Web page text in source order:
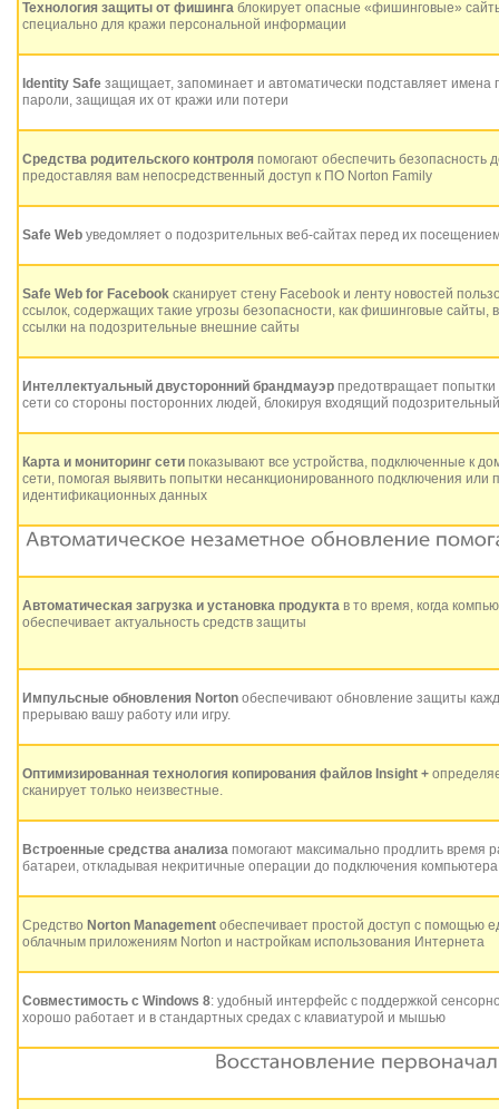
Технология защиты от фишинга блокирует опасные «фишинговые»
специально для кражи персональной информации
Identity Safe защищает, запоминает и автоматически подставляет имена
пароли, защищая их от кражи или потери
Средства родительского контроля помогают обеспечить безопасность
предоставляя вам непосредственный доступ к ПО Norton Family
Safe Web уведомляет о подозрительных веб-сайтах перед их
Safe Web for Facebook сканирует стену Facebook и ленту новостей
ссылок, содержащих такие угрозы безопасности, как фишинговые сайты,
ссылки на подозрительные внешние сайты
Интеллектуальный двусторонний брандмауэр предотвращает
сети со стороны посторонних людей, блокируя входящий
Карта и мониторинг сети показывают все устройства, подключенные к
сети, помогая выявить попытки несанкционированного подключения или
идентификационных данных
Автоматическая загрузка и установка продукта в то время, когда
обеспечивает актуальность средств защиты
Импульсные обновления Norton обеспечивают обновление защиты
прерываю вашу работу или игру.
Оптимизированная технология копирования файлов Insight +
сканирует только неизвестные.
Встроенные средства анализа помогают максимально продлить время
батареи, откладывая некритичные операции до подключения компьютера
Средство Norton Management обеспечивает простой доступ с помощью
облачным приложениям Norton и настройкам использования Интернета
Совместимость с Windows 8: удобный интерфейс с поддержкой
хорошо работает и в стандартных средах с клавиатурой и мышью